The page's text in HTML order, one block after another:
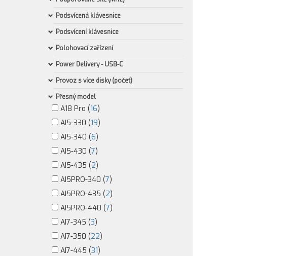
Podsvícená klávesnice
Podsvícení klávesnice
Polohovací zařízení
Power Delivery - USB-C
Provoz s více disky (počet)
Přesný model
A18 Pro (16)
AI5-330 (19)
AI5-340 (6)
AI5-430 (7)
AI5-435 (2)
AI5PRO-340 (7)
AI5PRO-435 (2)
AI5PRO-440 (7)
AI7-345 (3)
AI7-350 (22)
AI7-445 (31)